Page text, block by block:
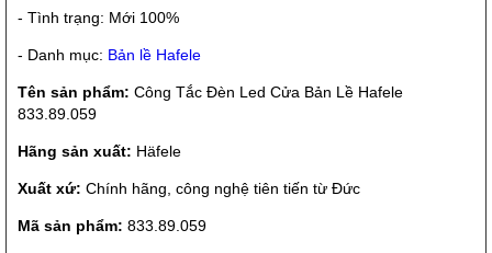
- Tình trạng: Mới 100%
- Danh mục: Bản lề Hafele
Tên sản phẩm: Công Tắc Đèn Led Cửa Bản Lề Hafele
833.89.059
Hãng sản xuất: Häfele
Xuất xứ: Chính hãng, công nghệ tiên tiến từ Đức
Mã sản phẩm: 833.89.059